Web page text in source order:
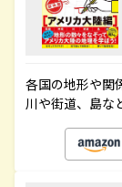
各国の地形や関
川や街道、島な